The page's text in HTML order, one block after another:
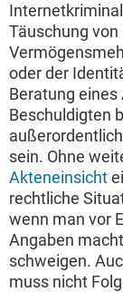
Täuschung
oder der
Beratung
Beschuldigten
sein. Ohne
Akteneinsicht
rechtliche
wenn man vor
Angaben
schweigen.
muss nicht